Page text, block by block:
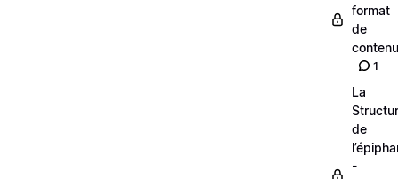
format
de
contenu
1
La
de
-